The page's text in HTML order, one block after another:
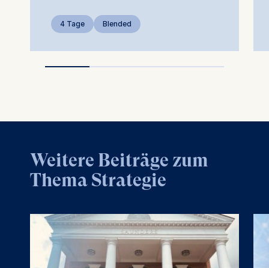
4 Tage Blended
Weitere Beiträge zum
Thema Strategie